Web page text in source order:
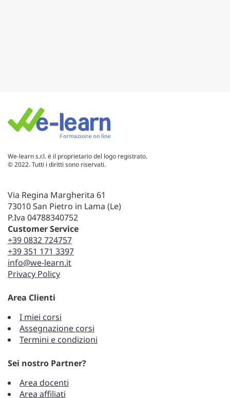
We-learn s.r.l. è il proprietario del logo registrato.
© 2022. Tutti i diritti sono riservati.
Via Regina Margherita 61
73010 San Pietro in Lama (Le)
P.Iva 04788340752
Customer Service
+39 0832 724757
+39 351 171 3397
info@we-learn.it
Privacy Policy
Area Clienti
I miei corsi
Assegnazione corsi
Termini e condizioni
Sei nostro Partner?
Area docenti
Area affiliati